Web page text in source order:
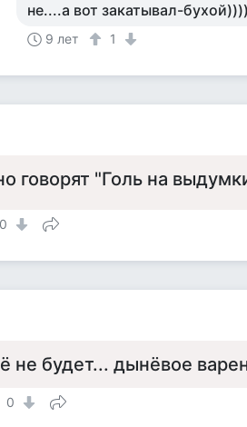
не....а вот закатывал-
9 лет 1
говорят "Голь на
0
не будет... дынёвое
0